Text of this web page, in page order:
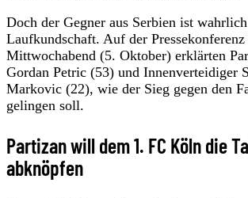
Doch der Gegner aus Serbien ist
Laufkundschaft. Auf der Pressekonferenz
Mittwochabend (5. Oktober) erklärten
Gordan Petric (53) und Innenverteidiger
Markovic (22), wie der Sieg gegen den
gelingen soll.
Partizan will dem 1. FC Köln die
abknöpfen